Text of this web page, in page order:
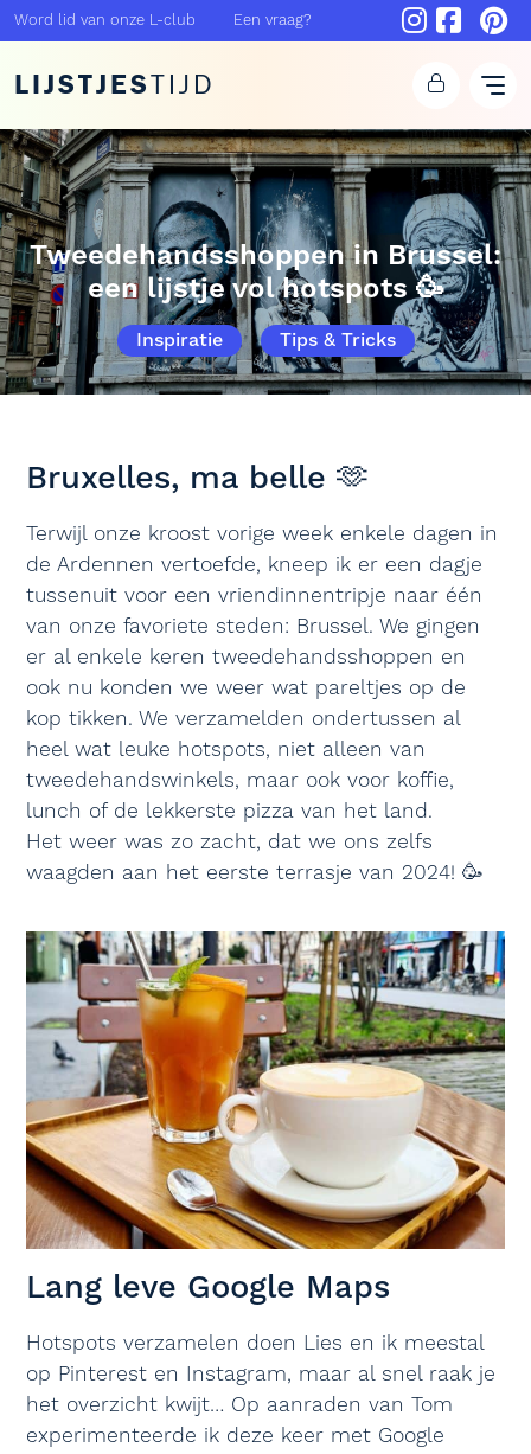
Word lid van onze L-club Een vraag?
LIJSTJESTIJD
Tweedehandsshoppen in Brussel:
een lijstje vol hotspots 🥳
Inspiratie Tips & Tricks
Bruxelles, ma belle 🫶
Terwijl onze kroost vorige week enkele dagen in
de Ardennen vertoefde, kneep ik er een dagje
tussenuit voor een vriendinnentripje naar één
van onze favoriete steden: Brussel. We gingen
er al enkele keren tweedehandsshoppen en
ook nu konden we weer wat pareltjes op de
kop tikken. We verzamelden ondertussen al
heel wat leuke hotspots, niet alleen van
tweedehandswinkels, maar ook voor koffie,
lunch of de lekkerste pizza van het land.
Het weer was zo zacht, dat we ons zelfs
waagden aan het eerste terrasje van 2024! 🥳
Lang leve Google Maps
Hotspots verzamelen doen Lies en ik meestal
op Pinterest en Instagram, maar al snel raak je
het overzicht kwijt… Op aanraden van Tom
experimenteerde ik deze keer met Google